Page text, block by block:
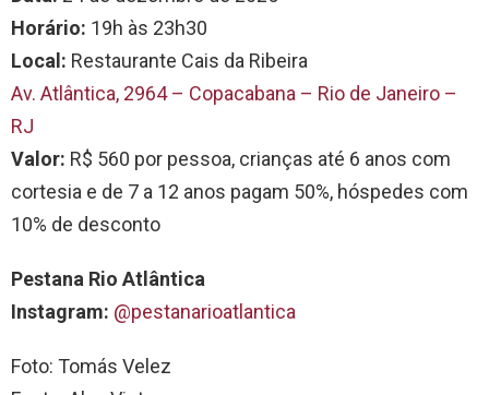
Horário: 19h às 23h30
Local: Restaurante Cais da Ribeira
Av. Atlântica, 2964 – Copacabana – Rio de Janeiro –
RJ
Valor: R$ 560 por pessoa, crianças até 6 anos com
cortesia e de 7 a 12 anos pagam 50%, hóspedes com
10% de desconto
Pestana Rio Atlântica
Instagram: @pestanarioatlantica
Foto: Tomás Velez